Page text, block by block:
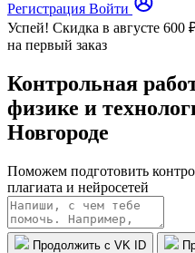
Регистрация Войти
Успей! Скидка в августе 600
на первый заказ
Контрольная
физике и
Новгороде
Поможем подготовить
плагиата и нейросетей
Продолжить с VK ID